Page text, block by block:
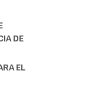
DE
EL